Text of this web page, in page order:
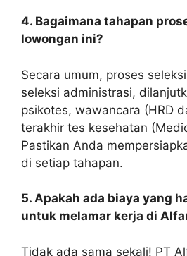
4. Bagaimana tahapan
lowongan ini?
Secara umum, proses
seleksi administrasi,
psikotes, wawancara (HRD
terakhir tes kesehatan
Pastikan Anda
di setiap tahapan.
5. Apakah ada biaya yang
untuk melamar kerja di
Tidak ada sama sekali! PT